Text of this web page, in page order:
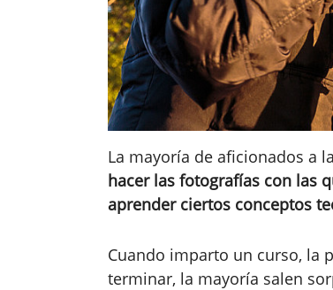
La mayoría de aficionados a
hacer las fotografías con las
aprender ciertos conceptos
Cuando imparto un curso, la
terminar, la mayoría salen